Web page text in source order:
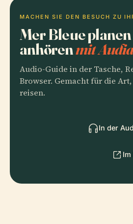
MACHEN SIE DEN BESUCH ZU
Mer Bleue
anhörenmit
Audio-Guide in der Tasche,
Browser. Gemacht für die
reisen.
In der